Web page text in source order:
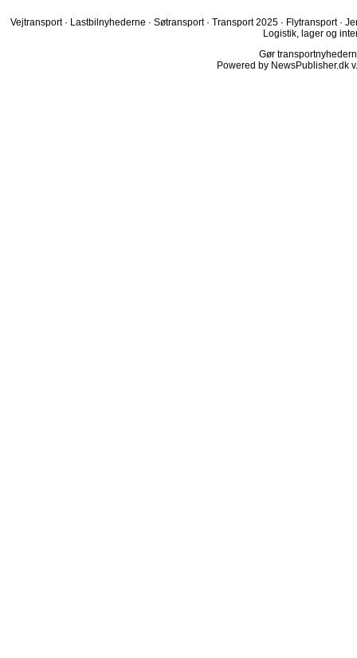
Vejtransport · Lastbilnyhederne · Søtransport · Transport 2025 · Flytransport ·
Logistik, lager og
Gør
Powered by NewsPublisher.dk